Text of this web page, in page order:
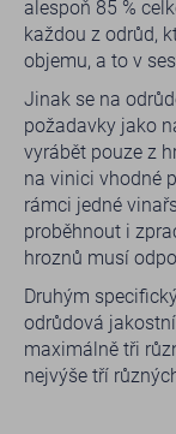
alespoň 85 %
každou z odrůd,
objemu, a to v
Jinak se na
požadavky jako
vyrábět pouze z
na vinici vhodné
rámci jedné
proběhnout i
hroznů musí
Druhým
odrůdová
maximálně tři
nejvýše tří